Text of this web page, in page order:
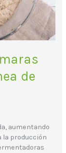
de
aumentando
la producción